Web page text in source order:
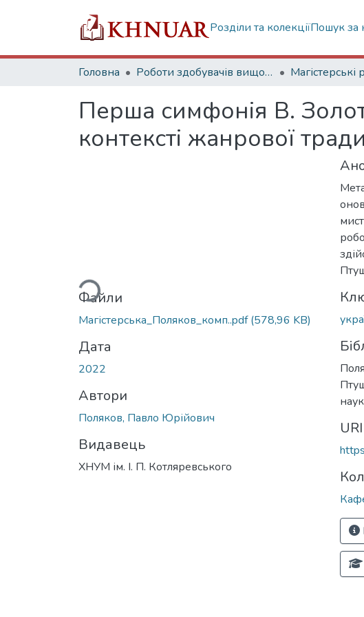
Розділи та колекціїПошук за
Головна Роботи здобувачів вищої освіти Магістерські
Перша симфонія В.
контексті жанрової
Вантажиться...
Файли
Магістерська_Поляков_комп..pdf(578,96 KB)
Дата
2022
Автори
Поляков, Павло Юрійович
Видавець
ХНУМ ім. І. П. Котляревського
URI